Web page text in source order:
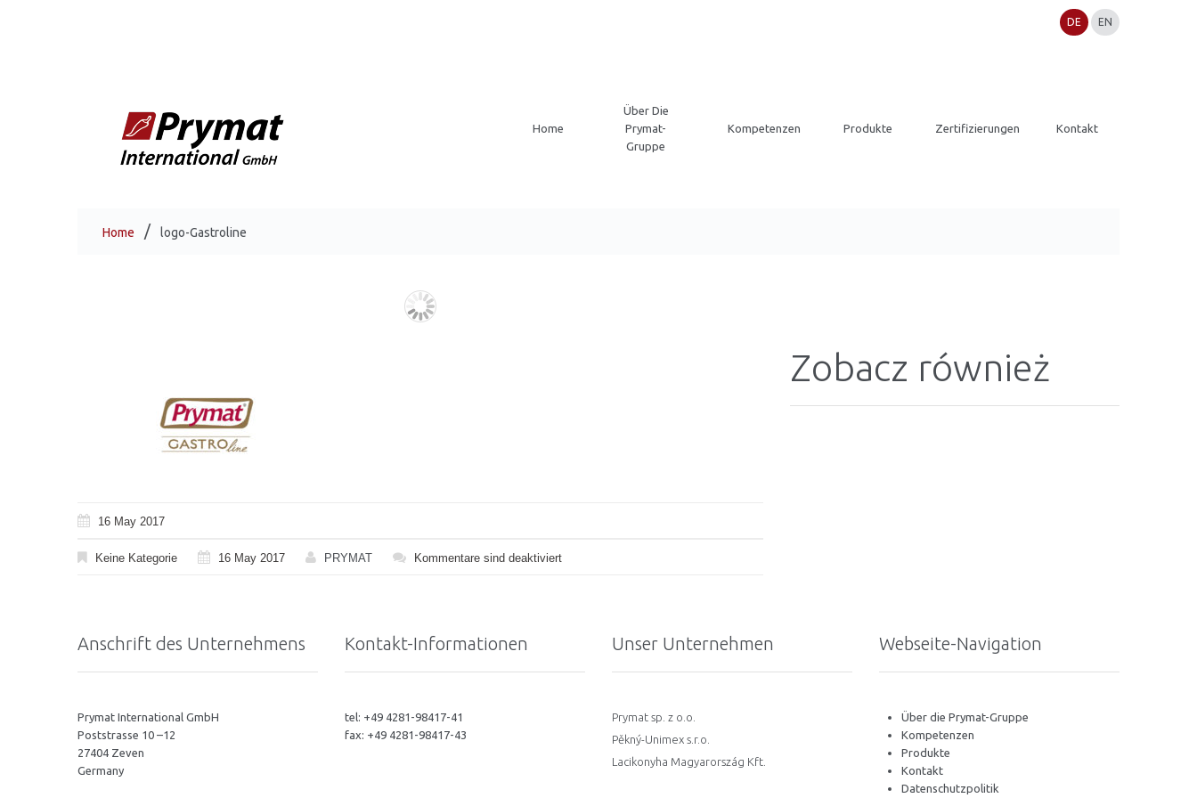
DE EN
Home
Über Die
Prymat-
Gruppe
Kompetenzen Produkte Zertifizierungen Kontakt
Home logo-Gastroline
16 May 2017
Keine Kategorie 16 May 2017 PRYMAT Kommentare sind deaktiviert
Zobacz również
Anschrift des Unternehmens
Prymat International GmbH
Poststrasse 10 –12
27404 Zeven
Germany
Kontakt-Informationen
tel: +49 4281-98417-41
fax: +49 4281-98417-43
Unser Unternehmen
Prymat sp. z o.o.
Pěkný-Unimex s.r.o.
Lacikonyha Magyarország Kft.
Webseite-Navigation
Über die Prymat-Gruppe
Kompetenzen
Produkte
Kontakt
Datenschutzpolitik